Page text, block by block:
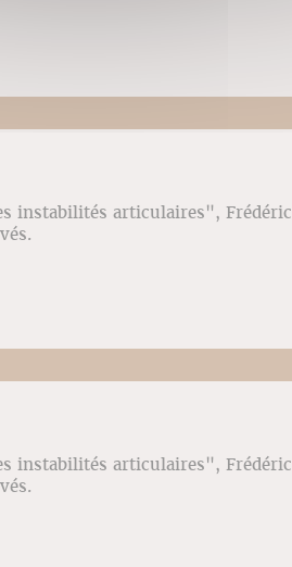
instabilités articulaires", Frédéric
instabilités articulaires", Frédéric